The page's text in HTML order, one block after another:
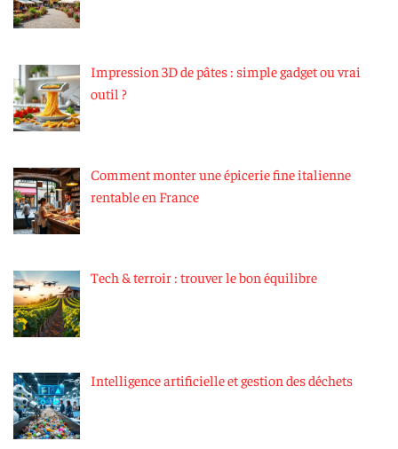
Impression 3D de pâtes : simple gadget ou vrai
outil ?
Comment monter une épicerie fine italienne
rentable en France
Tech & terroir : trouver le bon équilibre
Intelligence artificielle et gestion des déchets